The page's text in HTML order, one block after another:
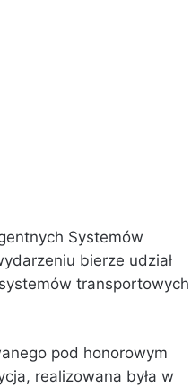
Systemów
bierze udział
transportowych
pod honorowym
realizowana była w